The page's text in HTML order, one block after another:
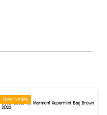
Best Seller